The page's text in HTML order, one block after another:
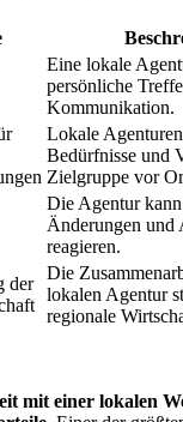
Eine lokale
persönliche
Kommunikation.
Lokale
Bedürfnisse und
Zielgruppe vor
Die Agentur
Änderungen und
reagieren.
der
Die
lokalen Agentur
regionale
mit einer lokalen